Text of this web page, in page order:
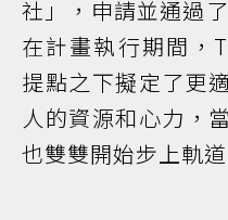
社」，申請並通過了
在計畫執行期間，
提點之下擬定了更
人的資源和心力，
也雙雙開始步上軌道